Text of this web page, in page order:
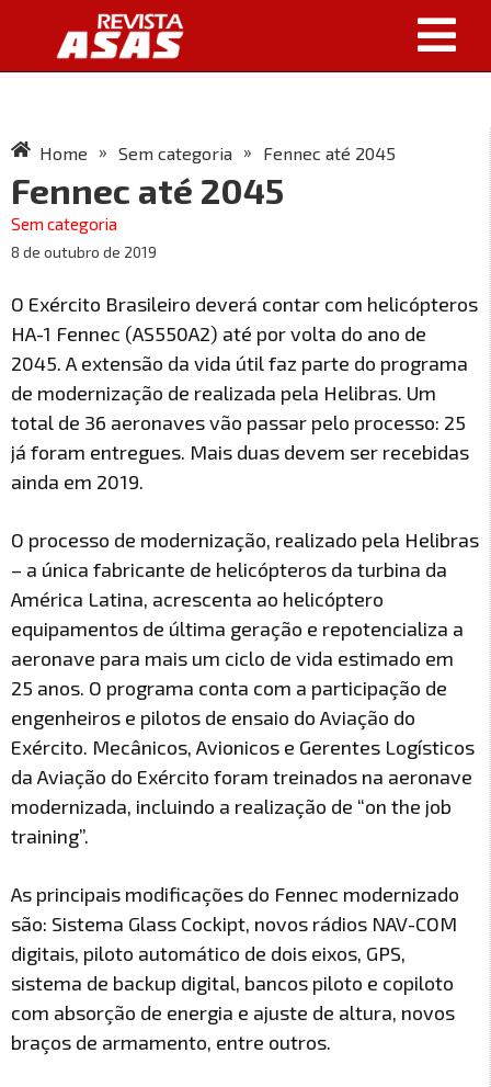
Home » Sem categoria » Fennec até 2045
Fennec até 2045
Sem categoria
8 de outubro de 2019
O Exército Brasileiro deverá contar com helicópteros
HA-1 Fennec (AS550A2) até por volta do ano de
2045. A extensão da vida útil faz parte do programa
de modernização de realizada pela Helibras. Um
total de 36 aeronaves vão passar pelo processo: 25
já foram entregues. Mais duas devem ser recebidas
ainda em 2019.
O processo de modernização, realizado pela Helibras
– a única fabricante de helicópteros da turbina da
América Latina, acrescenta ao helicóptero
equipamentos de última geração e repotencializa a
aeronave para mais um ciclo de vida estimado em
25 anos. O programa conta com a participação de
engenheiros e pilotos de ensaio do Aviação do
Exército. Mecânicos, Avionicos e Gerentes Logísticos
da Aviação do Exército foram treinados na aeronave
modernizada, incluindo a realização de “on the job
training”.
As principais modificações do Fennec modernizado
são: Sistema Glass Cockipt, novos rádios NAV-COM
digitais, piloto automático de dois eixos, GPS,
sistema de backup digital, bancos piloto e copiloto
com absorção de energia e ajuste de altura, novos
braços de armamento, entre outros.